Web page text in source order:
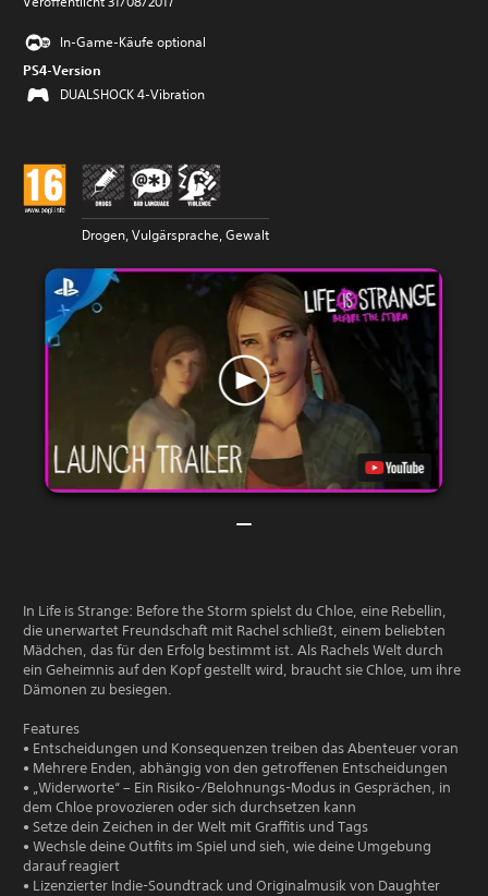
In-Game-Käufe optional
PS4-Version
DUALSHOCK 4-Vibration
Drogen, Vulgärsprache, Gewalt
In Life is Strange: Before the Storm spielst du Chloe, eine Rebellin,
die unerwartet Freundschaft mit Rachel schließt, einem beliebten
Mädchen, das für den Erfolg bestimmt ist. Als Rachels Welt durch
ein Geheimnis auf den Kopf gestellt wird, braucht sie Chloe, um ihre
Dämonen zu besiegen.
Features
• Entscheidungen und Konsequenzen treiben das Abenteuer voran
• Mehrere Enden, abhängig von den getroffenen Entscheidungen
• „Widerworte“ – Ein Risiko-/Belohnungs-Modus in Gesprächen, in
dem Chloe provozieren oder sich durchsetzen kann
• Setze dein Zeichen in der Welt mit Graffitis und Tags
• Wechsle deine Outfits im Spiel und sieh, wie deine Umgebung
darauf reagiert
• Lizenzierter Indie-Soundtrack und Originalmusik von Daughter